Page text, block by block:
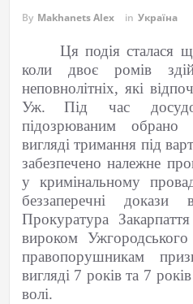
By Makhanets Alex in Україна
Ця подія сталася
коли двоє ромів
неповнолітніх, які
Уж.
Під час
підозрюваним обрано
вигляді тримання під
забезпечено належне
у кримінальному
беззаперечні докази
Прокуратура
вироком
правопорушникам
вигляді 7 років та 7
волі.